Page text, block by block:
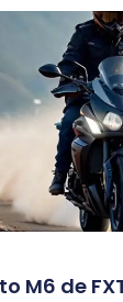
M6 de